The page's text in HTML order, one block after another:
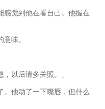
觉到他在看自己。他握在
味。
以后请多关照。」
他动了一下嘴唇，但什么